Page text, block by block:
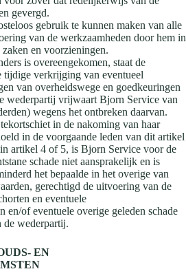
gevergd.
gebruik te kunnen maken van alle
van de werkzaamheden door hem in
en voorzieningen.
is overeengekomen, staat de
verkrijging van eventueel
van overheidswege en goedkeuringen
wederpartij vrijwaart Bjorn Service van
wegens het ontbreken daarvan.
in de nakoming van haar
in de voorgaande leden van dit artikel
artikel 4 of 5, is Bjorn Service voor de
schade niet aansprakelijk en is
het bepaalde in het overige van
gerechtigd de uitvoering van de
en eventuele
en/of eventuele overige geleden schade
de wederpartij.
EN